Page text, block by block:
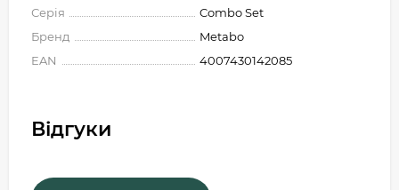
Серія
Combo Set
Бренд
Metabo
EAN
4007430142085
Відгуки